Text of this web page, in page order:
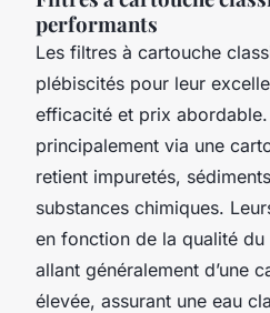
performants
Les filtres à cartouche
plébiscités pour leur
efficacité et prix
principalement via une
retient impuretés,
substances chimiques.
en fonction de la qualité
allant généralement d’une
élevée, assurant une eau